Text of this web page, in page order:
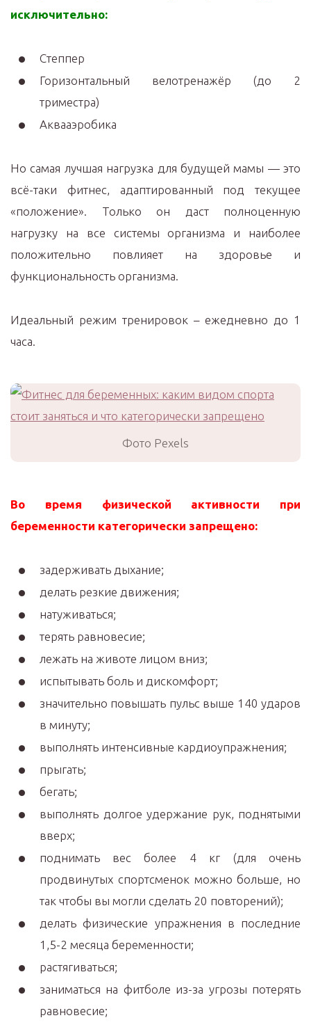
исключительно:
Степпер
Горизонтальный велотренажёр (до 2
триместра)
Аквааэробика
Но самая лучшая нагрузка для будущей мамы — это
всё-таки фитнес, адаптированный под текущее
«положение». Только он даст полноценную
нагрузку на все системы организма и наиболее
положительно повлияет на здоровье и
функциональность организма.
Идеальный режим тренировок – ежедневно до 1
часа.
Фото Pexels
Во время физической активности при
беременности категорически запрещено:
задерживать дыхание;
делать резкие движения;
натуживаться;
терять равновесие;
лежать на животе лицом вниз;
испытывать боль и дискомфорт;
значительно повышать пульс выше 140 ударов
в минуту;
выполнять интенсивные кардиоупражнения;
прыгать;
бегать;
выполнять долгое удержание рук, поднятыми
вверх;
поднимать вес более 4 кг (для очень
продвинутых спортсменок можно больше, но
так чтобы вы могли сделать 20 повторений);
делать физические упражнения в последние
1,5-2 месяца беременности;
растягиваться;
заниматься на фитболе из-за угрозы потерять
равновесие;